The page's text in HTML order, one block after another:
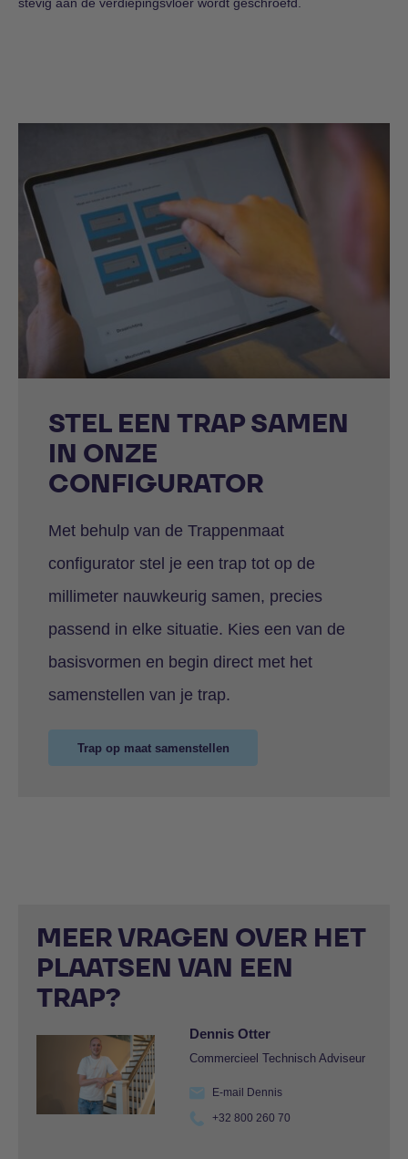
STEL EEN TRAP SAMEN
IN ONZE
CONFIGURATOR
Met behulp van de Trappenmaat
configurator stel je een trap tot op de
millimeter nauwkeurig samen, precies
passend in elke situatie. Kies een van de
basisvormen en begin direct met het
samenstellen van je trap.
Trap op maat samenstellen
MEER VRAGEN OVER HET
PLAATSEN VAN EEN
TRAP?
Dennis Otter
Commercieel Technisch Adviseur
E-mail Dennis
+32 800 260 70